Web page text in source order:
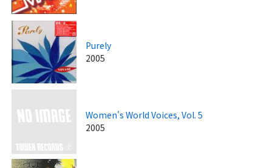
Purely
2005
Women's World Voices, Vol. 5
2005